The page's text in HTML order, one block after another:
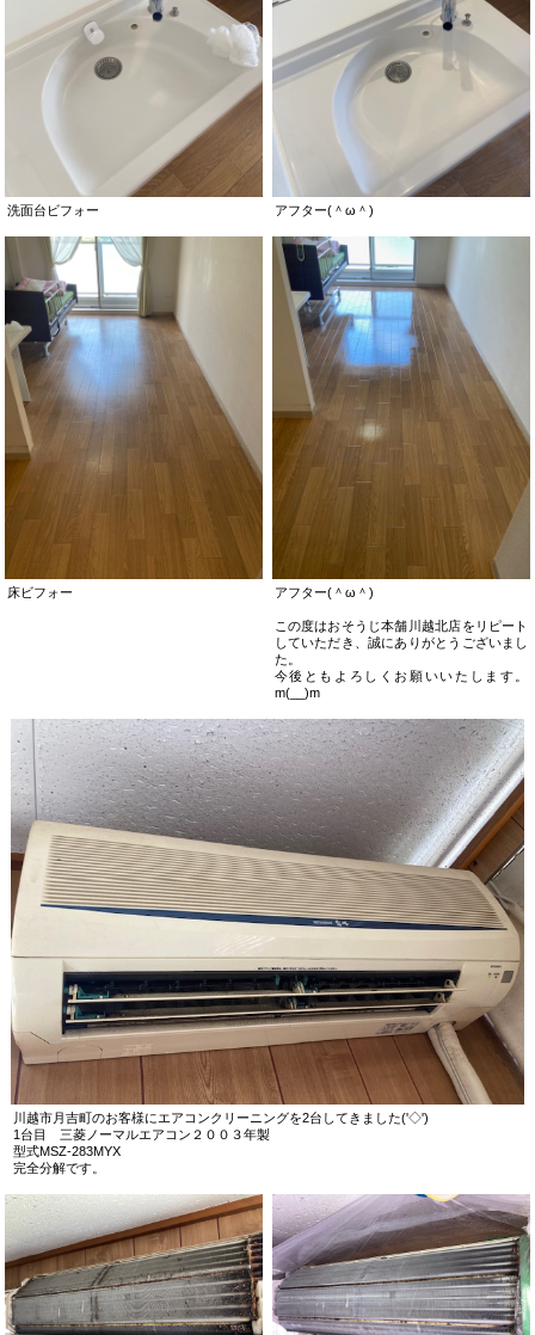
洗面台ビフォー アフター(＾ω＾)
床ビフォー アフター(＾ω＾)
この度はおそうじ本舗川越北店をリピート
していただき、誠にありがとうございまし
た。
今後ともよろしくお願いいたします。
m(__)m
川越市月吉町のお客様にエアコンクリーニングを2台してきました('◇')ゞ
1台目 三菱ノーマルエアコン２００３年製
型式MSZ-283MYX
完全分解です。